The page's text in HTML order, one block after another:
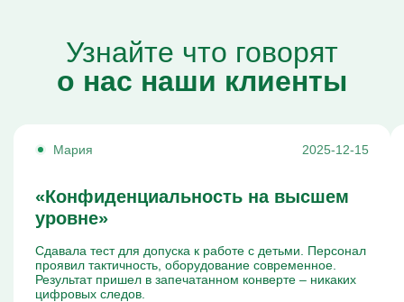
Узнайте что говорят
о нас наши клиенты
Мария 2025-12-15
«Конфиденциальность на высшем
уровне»
Сдавала тест для допуска к работе с детьми. Персонал
проявил тактичность, оборудование современное.
Результат пришел в запечатанном конверте – никаких
цифровых следов.